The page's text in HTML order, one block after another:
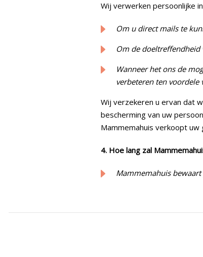
Wij verwerken persoonlijke
Om u direct mails te
Om de doeltreffendheid
Wanneer het ons de
verbeteren ten voordele
Wij verzekeren u ervan dat
bescherming van uw
Mammemahuis verkoopt
4. Hoe lang zal
Mammemahuis